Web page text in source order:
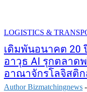
LOGISTICS &
เดิมพันอนาคต 20
อาวุธ AI รุกตลาด
อาณาจักรโลจิสติก
Author Bizmatchingnews -